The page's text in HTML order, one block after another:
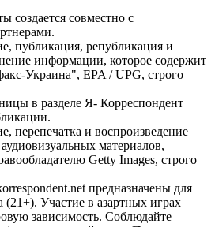
создается совместно с
публикация, републикация и
информации, которое содержит
Украина", EPA / UPG, строго
в разделе Я- Корреспондент
перепечатка и воспроизведение
материалов,
Getty Images, строго
предназначены для
(21+). Участие в азартных играх
зависимость. Соблюдайте